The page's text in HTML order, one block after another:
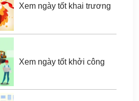
Xem ngày tốt khai trương
Xem ngày tốt khởi công